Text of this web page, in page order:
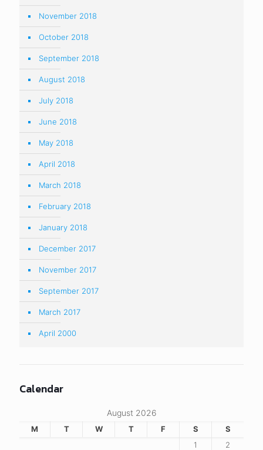
November 2018
October 2018
September 2018
August 2018
July 2018
June 2018
May 2018
April 2018
March 2018
February 2018
January 2018
December 2017
November 2017
September 2017
March 2017
April 2000
Calendar
August 2026
M T W T F S
S
1
2